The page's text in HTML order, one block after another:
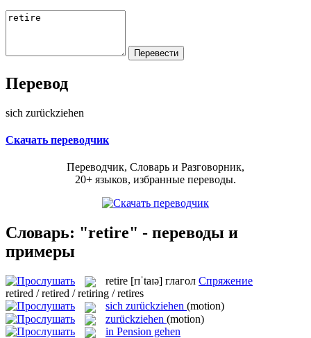
Перевод
sich zurückziehen
Скачать переводчик
Переводчик, Словарь и Разговорник,
20+ языков, избранные переводы.
Словарь: "retire" - переводы и
примеры
retire [rɪˈtaɪə] глагол Спряжение
retired / retired / retiring / retires
sich zurückziehen (motion)
zurückziehen (motion)
in Pension gehen